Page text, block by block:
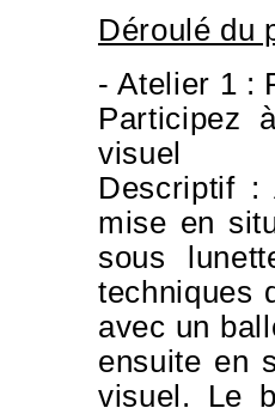
Déroulé du
- Atelier 1 :
Participez
visuel
Descriptif :
mise en
sous
techniques
avec un
ensuite en
visuel. Le